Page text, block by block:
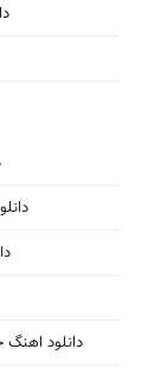
دانلود